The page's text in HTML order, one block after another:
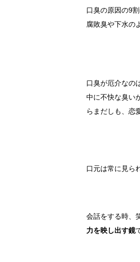
口臭の原因の9
腐敗臭や下水の
口臭が厄介なの
中に不快な臭い
らまだしも、恋
口元は常に見ら
会話をする時、
力を映し出す鏡